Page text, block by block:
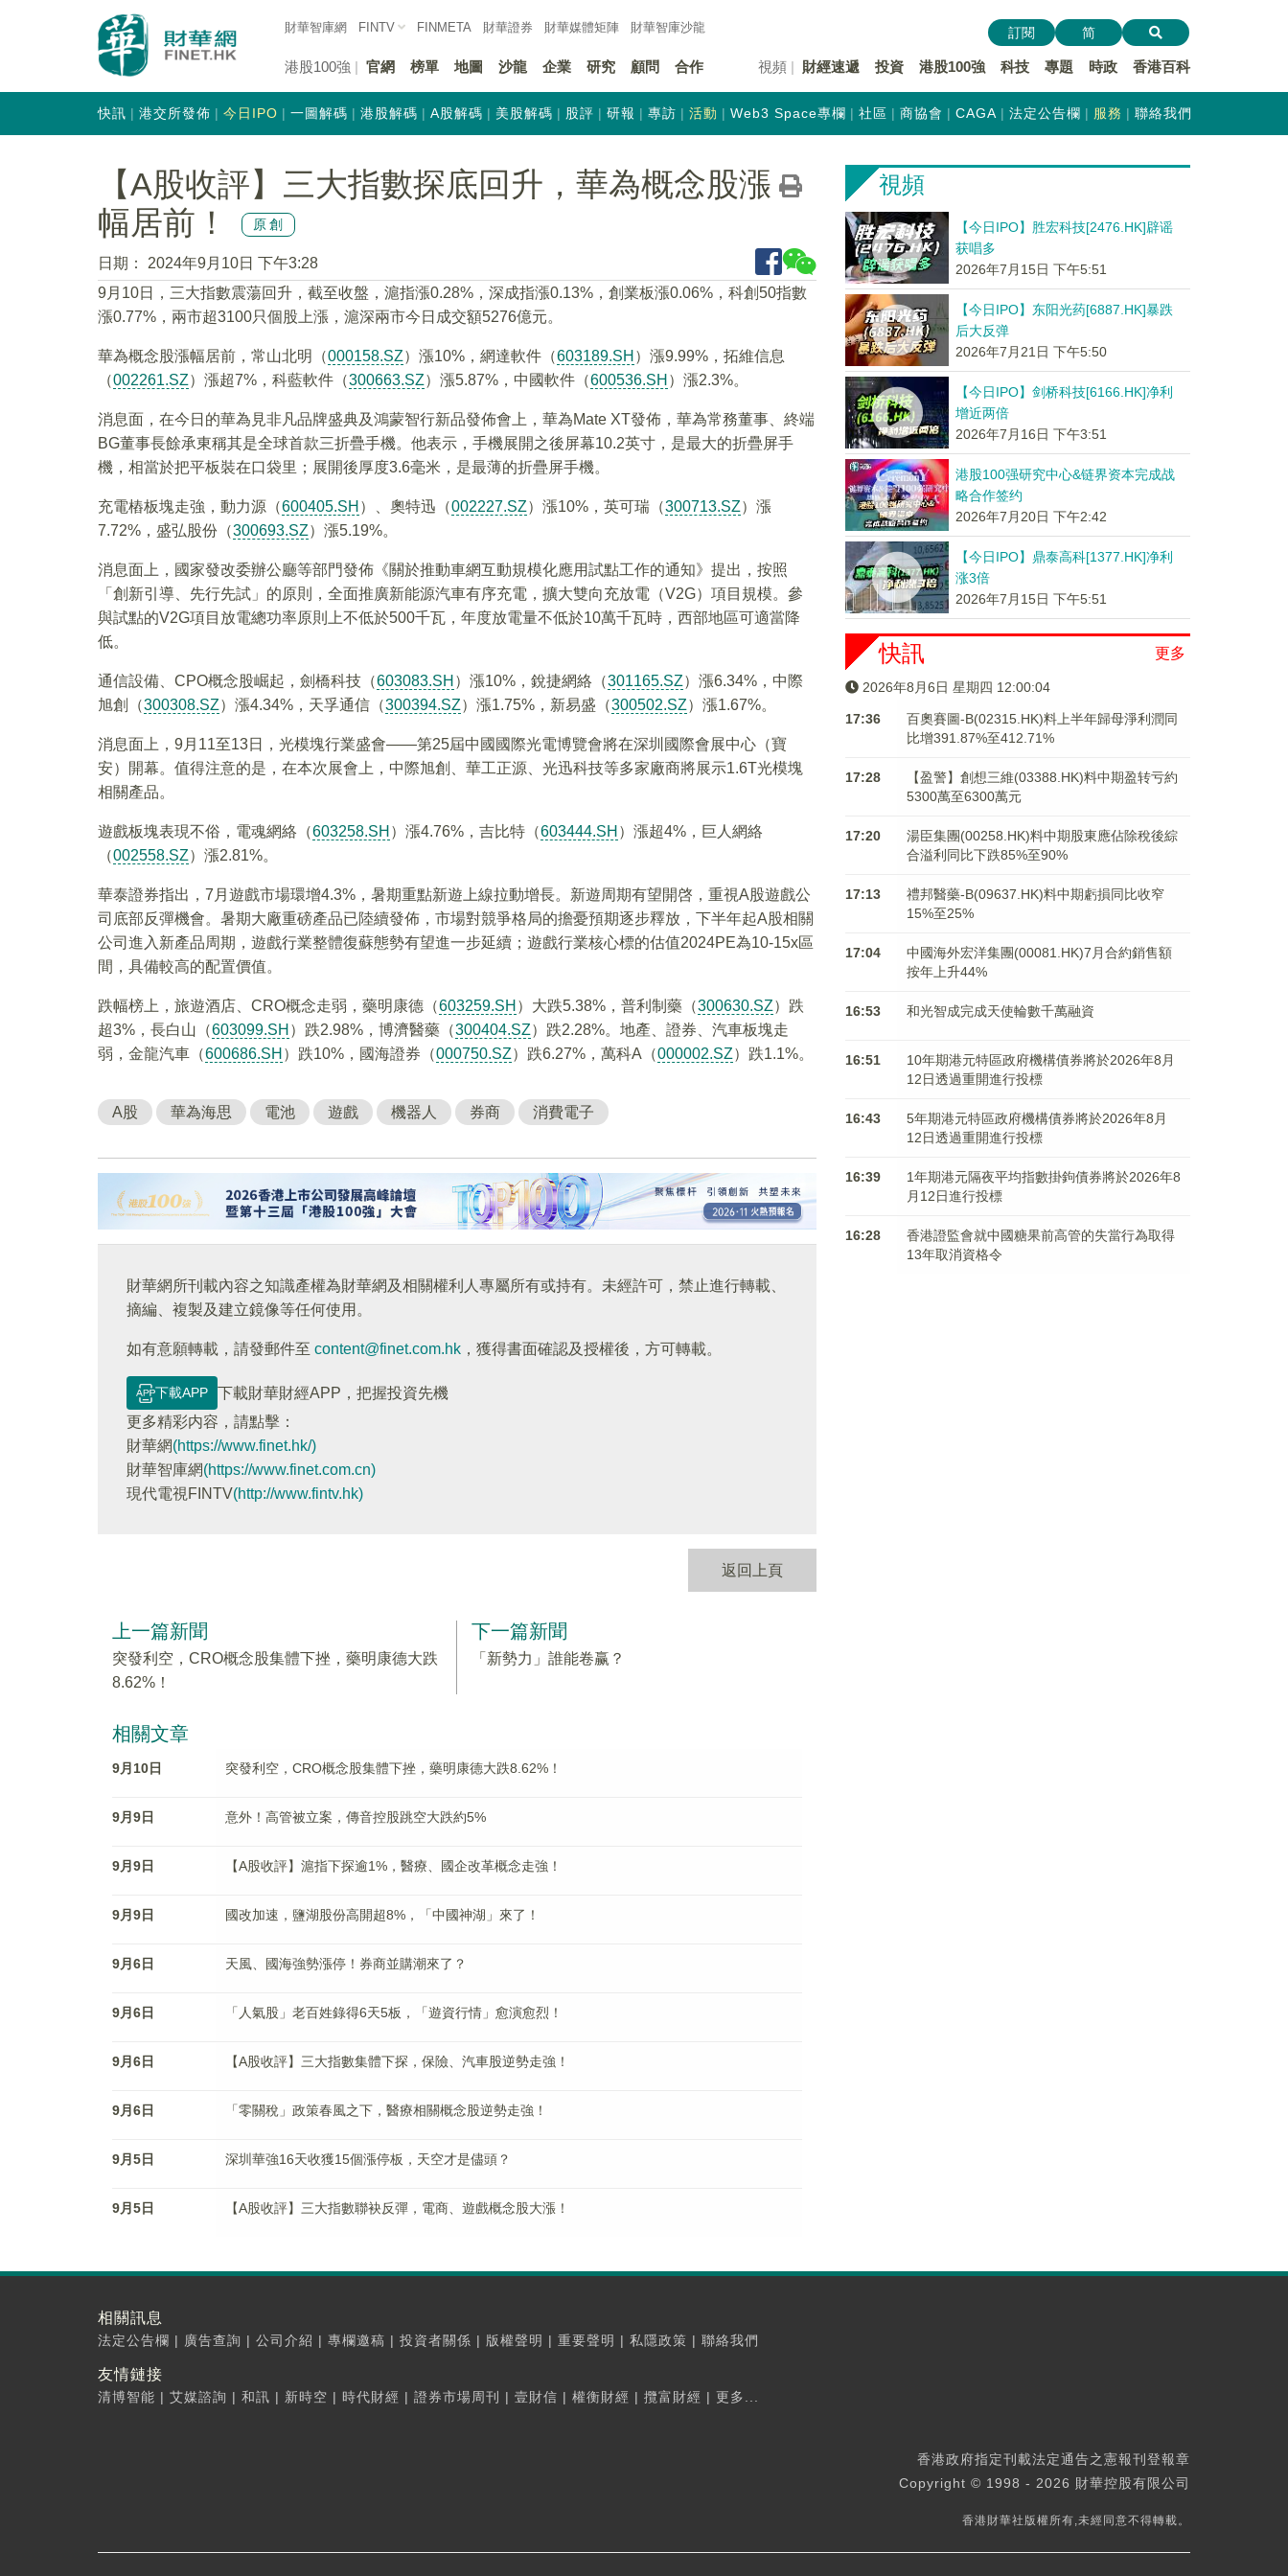
財華智庫網 FINTV FINMETA 財華證券 財華媒體矩陣 財華智庫沙龍
港股100強 官網 榜單 地圖 沙龍 企業 研究 顧問 合作 視頻 財經速遞 投資 港股100強 科技 專題 時政 香港百科
訂閱 简
快訊 港交所發佈 今日IPO 一圖解碼 港股解碼 A股解碼 美股解碼 股評 研報 專訪 活動 Web3 Space專欄 社區 商協會 CAGA 法定公告欄 服務 聯絡我們
【A股收評】三大指數探底回升，華為概念股漲
幅居前！
原創
日期：
2024年9月10日 下午3:28
9月10日，三大指數震蕩回升，截至收盤，滬指漲0.28%，深成指漲0.13%，創業板漲0.06%，科創50指數
漲0.77%，兩市超3100只個股上漲，滬深兩市今日成交額5276億元。
華為概念股漲幅居前，常山北明（000158.SZ）漲10%，網達軟件（603189.SH ）漲9.99%，拓維信息
（002261.SZ）漲超7%，科藍軟件（300663.SZ）漲5.87%，中國軟件（600536.SH ）漲2.3%。
消息面，在今日的華為見非凡品牌盛典及鴻蒙智行新品發佈會上，華為Mate XT發佈，華為常務董事、終端
BG董事長餘承東稱其是全球首款三折疊手機。他表示，手機展開之後屏幕10.2英寸，是最大的折疊屏手
機，相當於把平板裝在口袋里；展開後厚度3.6毫米，是最薄的折疊屏手機。
充電樁板塊走強，動力源（600405.SH ）、奧特迅（002227.SZ）漲10%，英可瑞（300713.SZ）漲
7.72%，盛弘股份（300693.SZ）漲5.19%。
消息面上，國家發改委辦公廳等部門發佈《關於推動車網互動規模化應用試點工作的通知》提出，按照
「創新引導、先行先試」的原則，全面推廣新能源汽車有序充電，擴大雙向充放電（V2G）項目規模。參
與試點的V2G項目放電總功率原則上不低於500千瓦，年度放電量不低於10萬千瓦時，西部地區可適當降
低。
通信設備、CPO概念股崛起，劍橋科技（603083.SH ）漲10%，銳捷網絡（301165.SZ）漲6.34%，中際
旭創（300308.SZ）漲4.34%，天孚通信（300394.SZ）漲1.75%，新易盛（300502.SZ）漲1.67%。
消息面上，9月11至13日，光模塊行業盛會——第25屆中國國際光電博覽會將在深圳國際會展中心（寶
安）開幕。值得注意的是，在本次展會上，中際旭創、華工正源、光迅科技等多家廠商將展示1.6T光模塊
相關產品。
遊戲板塊表現不俗，電魂網絡（603258.SH ）漲4.76%，吉比特（603444.SH ）漲超4%，巨人網絡
（002558.SZ）漲2.81%。
華泰證券指出，7月遊戲市場環增4.3%，暑期重點新遊上線拉動增長。新遊周期有望開啓，重視A股遊戲公
司底部反彈機會。暑期大廠重磅產品已陸續發佈，市場對競爭格局的擔憂預期逐步釋放，下半年起A股相關
公司進入新產品周期，遊戲行業整體復蘇態勢有望進一步延續；遊戲行業核心標的估值2024PE為10-15x區
間，具備較高的配置價值。
跌幅榜上，旅遊酒店、CRO概念走弱，藥明康德（603259.SH ）大跌5.38%，普利制藥（300630.SZ）跌
超3%，長白山（603099.SH ）跌2.98%，博濟醫藥（300404.SZ）跌2.28%。地產、證券、汽車板塊走
弱，金龍汽車（600686.SH ）跌10%，國海證券（000750.SZ）跌6.27%，萬科A（000002.SZ）跌1.1%。
A股 華為海思 電池 遊戲 機器人 券商 消費電子
財華網所刊載內容之知識產權為財華網及相關權利人專屬所有或持有。未經許可，禁止進行轉載、
摘編、複製及建立鏡像等任何使用。
如有意願轉載，請發郵件至 content@finet.com.hk ，獲得書面確認及授權後，方可轉載。
下載APP
下載財華財經APP，把握投資先機
更多精彩内容，請點擊：
財華網(https://www.finet.hk/)
財華智庫網(https://www.finet.com.cn)
現代電視FINTV(http://www.fintv.hk)
返回上頁
上一篇新聞
突發利空，CRO概念股集體下挫，藥明康德大跌
8.62%！
下一篇新聞
「新勢力」誰能卷赢？
相關文章
9月10日 突發利空，CRO概念股集體下挫，藥明康德大跌8.62%！
9月9日 意外！高管被立案，傳音控股跳空大跌約5%
9月9日 【A股收評】滬指下探逾1%，醫療、國企改革概念走強！
9月9日 國改加速，鹽湖股份高開超8%，「中國神湖」來了！
9月6日 天風、國海強勢漲停！券商並購潮來了？
9月6日 「人氣股」老百姓錄得6天5板，「遊資行情」愈演愈烈！
9月6日 【A股收評】三大指數集體下探，保險、汽車股逆勢走強！
9月6日 「零關稅」政策春風之下，醫療相關概念股逆勢走強！
9月5日 深圳華強16天收獲15個漲停板，天空才是儘頭？
9月5日 【A股收評】三大指數聯袂反彈，電商、遊戲概念股大漲！
視頻
【今日IPO】胜宏科技[2476.HK]辟谣
获唱多
2026年7月15日 下午5:51
【今日IPO】东阳光药[6887.HK]暴跌
后大反弹
2026年7月21日 下午5:50
【今日IPO】剑桥科技[6166.HK]净利
增近两倍
2026年7月16日 下午3:51
港股100强研究中心&链界资本完成战
略合作签约
2026年7月20日 下午2:42
【今日IPO】鼎泰高科[1377.HK]净利
涨3倍
2026年7月15日 下午5:51
更多
快訊
2026年8月6日 星期四 12:00:05
17:36
百奧賽圖-B(02315.HK)料上半年歸母淨利潤同
比增391.87%至412.71%
17:28
【盈警】創想三維(03388.HK)料中期盈转亏約
5300萬至6300萬元
17:20
湯臣集團(00258.HK)料中期股東應佔除稅後綜
合溢利同比下跌85%至90%
17:13
禮邦醫藥-B(09637.HK)料中期虧損同比收窄
15%至25%
17:04
中國海外宏洋集團(00081.HK)7月合約銷售額
按年上升44%
16:53 和光智成完成天使輪數千萬融資
16:51
10年期港元特區政府機構債券將於2026年8月
12日透過重開進行投標
16:43
5年期港元特區政府機構債券將於2026年8月
12日透過重開進行投標
16:39
1年期港元隔夜平均指數掛鉤債券將於2026年8
月12日進行投標
16:28
香港證監會就中國糖果前高管的失當行為取得
13年取消資格令
相關訊息
法定公告欄 | 廣告查詢 | 公司介紹 | 專欄邀稿 | 投資者關係 | 版權聲明 | 重要聲明 | 私隱政策 | 聯絡我們
友情鏈接
清博智能 | 艾媒諮詢 | 和訊 | 新時空 | 時代財經 | 證券市場周刊 | 壹財信 | 權衡財經 | 攬富財經 | 更多...
香港政府指定刊載法定通告之憲報刊登報章
Copyright © 1998 - 2026 財華控股有限公司
香港財華社版權所有,未經同意不得轉載。